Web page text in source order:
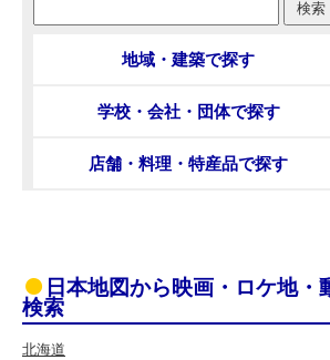
地域・建築で探す
学校・会社・団体で探す
店舗・料理・特産品で探す
日本地図から映画・ロケ地・
検索
北海道